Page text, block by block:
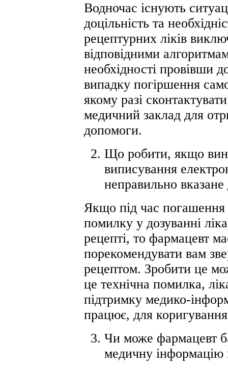
Водночас існують
доцільність та
рецептурних ліків
відповідними
необхідності провівши
випадку погіршення
якому разі
медичний заклад для
допомоги.
Що робити, якщо
виписування
неправильно
Якщо під час погашення
помилку у дозуванні
рецепті, то фармацевт
порекомендувати вам
рецептом. Зробити це
це технічна помилка,
підтримку медико-
працює, для
Чи може фармацевт
медичну інформацію